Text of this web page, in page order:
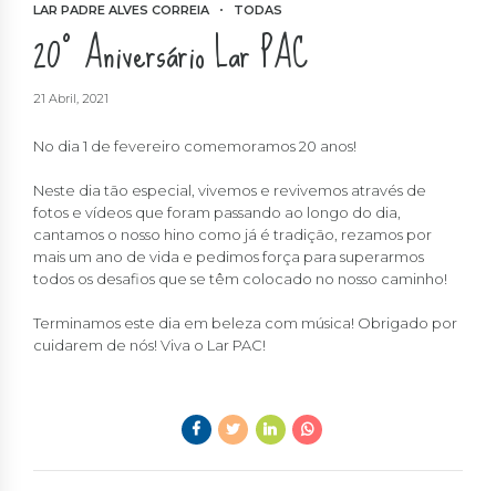
LAR PADRE ALVES CORREIA TODAS
20º Aniversário Lar PAC
21 Abril, 2021
No dia 1 de fevereiro comemoramos 20 anos!
Neste dia tão especial, vivemos e revivemos através de
fotos e vídeos que foram passando ao longo do dia,
cantamos o nosso hino como já é tradição, rezamos por
mais um ano de vida e pedimos força para superarmos
todos os desafios que se têm colocado no nosso caminho!
Terminamos este dia em beleza com música! Obrigado por
cuidarem de nós! Viva o Lar PAC!